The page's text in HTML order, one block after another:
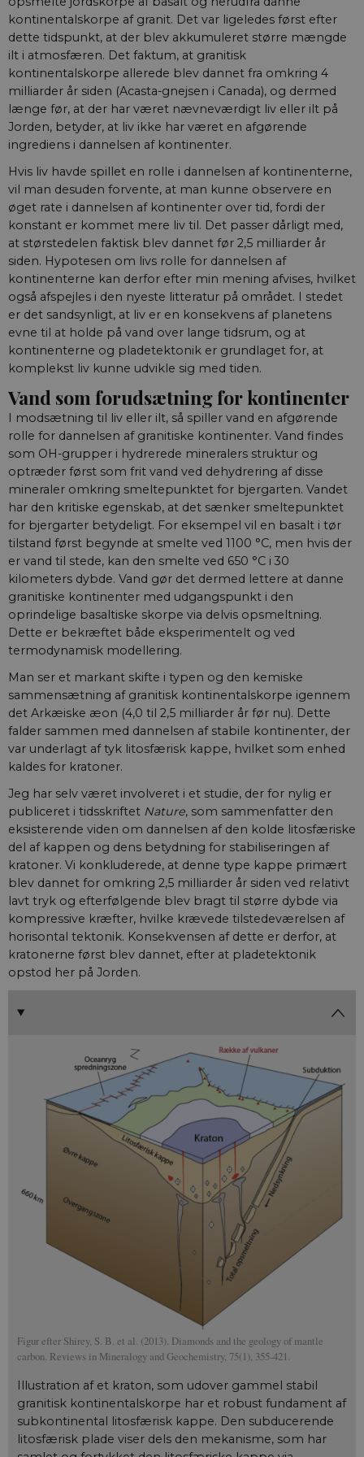
kontinentalskorpe af granit. Det var ligeledes først efter
dette tidspunkt, at der blev akkumuleret større mængde
ilt i atmosfæren. Det faktum, at granitisk
kontinentalskorpe allerede blev dannet fra omkring 4
milliarder år siden (Acasta-gnejsen i Canada), og dermed
længe før, at der har været nævneværdigt liv eller ilt på
Jorden, betyder, at liv ikke har været en afgørende
ingrediens i dannelsen af kontinenter.
Hvis liv havde spillet en rolle i dannelsen af kontinenterne,
vil man desuden forvente, at man kunne observere en
øget rate i dannelsen af kontinenter over tid, fordi der
konstant er kommet mere liv til. Det passer dårligt med,
at størstedelen faktisk blev dannet før 2,5 milliarder år
siden. Hypotesen om livs rolle for dannelsen af
kontinenterne kan derfor efter min mening afvises, hvilket
også afspejles i den nyeste litteratur på området. I stedet
er det sandsynligt, at liv er en konsekvens af planetens
evne til at holde på vand over lange tidsrum, og at
kontinenterne og pladetektonik er grundlaget for, at
komplekst liv kunne udvikle sig med tiden.
Vand som forudsætning for kontinenter
I modsætning til liv eller ilt, så spiller vand en afgørende
rolle for dannelsen af granitiske kontinenter. Vand findes
som OH-grupper i hydrerede mineralers struktur og
optræder først som frit vand ved dehydrering af disse
mineraler omkring smeltepunktet for bjergarten. Vandet
har den kritiske egenskab, at det sænker smeltepunktet
for bjergarter betydeligt. For eksempel vil en basalt i tør
tilstand først begynde at smelte ved 1100 °C, men hvis der
er vand til stede, kan den smelte ved 650 °C i 30
kilometers dybde. Vand gør det dermed lettere at danne
granitiske kontinenter med udgangspunkt i den
oprindelige basaltiske skorpe via delvis opsmeltning.
Dette er bekræftet både eksperimentelt og ved
termodynamisk modellering.
Man ser et markant skifte i typen og den kemiske
sammensætning af granitisk kontinentalskorpe igennem
det Arkæiske æon (4,0 til 2,5 milliarder år før nu). Dette
falder sammen med dannelsen af stabile kontinenter, der
var underlagt af tyk litosfærisk kappe, hvilket som enhed
kaldes for kratoner.
Jeg har selv været involveret i et studie, der for nylig er
publiceret i tidsskriftet Nature, som sammenfatter den
eksisterende viden om dannelsen af den kolde litosfæriske
del af kappen og dens betydning for stabiliseringen af
kratoner. Vi konkluderede, at denne type kappe primært
blev dannet for omkring 2,5 milliarder år siden ved relativt
lavt tryk og efterfølgende blev bragt til større dybde via
kompressive kræfter, hvilke krævede tilstedeværelsen af
horisontal tektonik. Konsekvensen af dette er derfor, at
kratonerne først blev dannet, efter at pladetektonik
opstod her på Jorden.
Figur efter Shirey, S. B. et al. (2013). Diamonds and the geology of mantle
carbon. Reviews in Mineralogy and Geochemistry, 75(1), 355-421.
Illustration af et kraton, som udover gammel stabil
granitisk kontinentalskorpe har et robust fundament af
subkontinental litosfærisk kappe. Den subducerende
litosfærisk plade viser dels den mekanisme, som har
aktuelnaturvidenskab.dk
__cf_bm
Cloudflare Inc.
.vimeo.com
29
minutter
Navn / Domæne Udløb
Beskrivelse
nmstat
Siteimprove A/S
.aktuelnaturvidenskab.dk
1 år 1
måned
Denne cookie
indstilles af
SiteImprove. Det
data om
adfærd på
intern analyse af
Navn / Domæne
måneder
4 uger
cookie, der
YouTube. Den
beskytter
loginprocesser
sikrer sikker
brugeradgang.
YSC
Google LLC
.youtube.com
Session
Denne cookie
indstilles af
YouTube til at
visninger af
__Secure-
ROLLOUT_TOKEN
.youtube.com
5
4 uger
lancere nye
effekt, når
samme formål.
VISITOR_INFO1_LIVE
Google LLC
.youtube.com
5
måneder
4 uger
Denne cookie
indstilles af
for at holde
for Youtube-
videoer, der er
også afgøre,
bruger den
Youtube-
grænsefladen.
Navn
typo3nonce_Qo2uwGSpljjSaKhtzvJuIA
__Secure-
typo3nonce_eIBI8r5WxlSyZCHbm3ymLQ
__Secure-
typo3nonce_neMQg8rH1wTkMuCTvDLVtg
__Secure-
typo3nonce_M4XdBoB8fUI9A4vpzrXShg